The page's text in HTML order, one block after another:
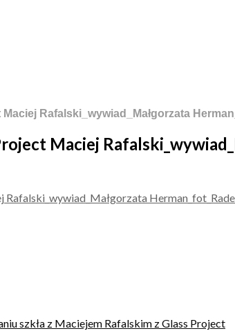
Rafalski_wywiad_Małgorzata
Maciej
szkła z Maciejem Rafalskim z Glass Project